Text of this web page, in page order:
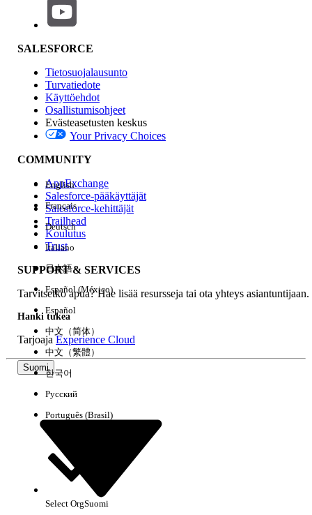
Ominaisuuden vaikutus
Edition
Kokemus
Tyhjennä kaikki Valmis
SALESFORCE
Tietosuojalausunto
Turvatiedote
Käyttöehdot
Osallistumisohjeet
Evästeasetusten keskus
Your Privacy Choices
COMMUNITY
AppExchange
Salesforce-pääkäyttäjät
Salesforce-kehittäjät
Trailhead
Koulutus
Trust
SUPPORT & SERVICES
Tarvitsetko apua? Hae lisää resursseja tai ota yhteys asiantuntijaan.
Hanki tukea
TarjoajaExperience Cloud
Suomi
English
Français
Deutsch
Italiano
日本語
Español (México)
Español
中文（简体）
中文（繁體）
한국어
Русский
Português (Brasil)
Select OrgSuomi